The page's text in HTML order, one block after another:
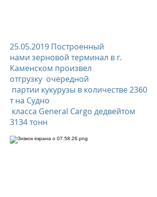
25.05.2019 Построенный
нами зерновой терминал в г.
Каменском произвел
отгрузку очередной
партии кукурузы в количестве 2360
т на Судно
класса General Cargo дедвейтом
3134 тонн